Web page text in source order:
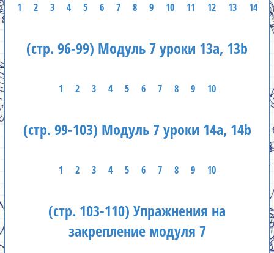
1 2 3 4 5 6 7 8 9 10 11 12 13 14
(стр. 96-99) Модуль 7 уроки 13а, 13b
1 2 3 4 5 6 7 8 9 10
(стр. 99-103) Модуль 7 уроки 14а, 14b
1 2 3 4 5 6 7 8 9 10
(стр. 103-110) Упражнения на
закрепление модуля 7